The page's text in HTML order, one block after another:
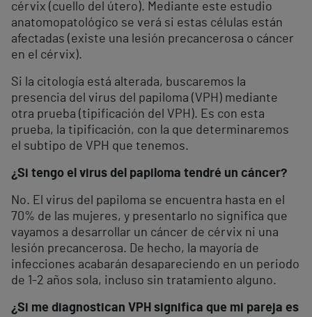
cérvix (cuello del útero). Mediante este estudio
anatomopatológico se verá si estas células están
afectadas (existe una lesión precancerosa o cáncer
en el cérvix).
Si la citología está alterada, buscaremos la
presencia del virus del papiloma (VPH) mediante
otra prueba (tipificación del VPH). Es con esta
prueba, la tipificación, con la que determinaremos
el subtipo de VPH que tenemos.
¿Si tengo el virus del papiloma tendré un cáncer?
No. El virus del papiloma se encuentra hasta en el
70% de las mujeres, y presentarlo no significa que
vayamos a desarrollar un cáncer de cérvix ni una
lesión precancerosa. De hecho, la mayoría de
infecciones acabarán desapareciendo en un periodo
de 1-2 años sola, incluso sin tratamiento alguno.
¿Si me diagnostican VPH significa que mi pareja es